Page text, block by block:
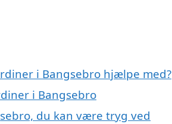
i Bangsebro hjælpe med?
i Bangsebro
du kan være tryg ved